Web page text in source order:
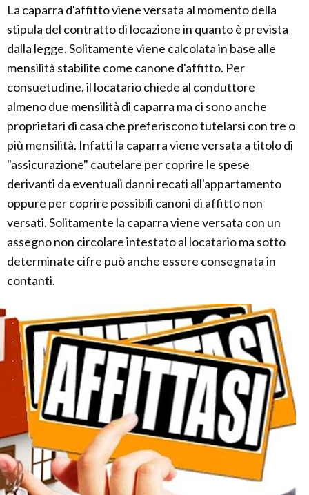
La caparra d'affitto viene versata al momento della
stipula del contratto di locazione in quanto è prevista
dalla legge. Solitamente viene calcolata in base alle
mensilità stabilite come canone d'affitto. Per
consuetudine, il locatario chiede al conduttore
almeno due mensilità di caparra ma ci sono anche
proprietari di casa che preferiscono tutelarsi con tre o
più mensilità. Infatti la caparra viene versata a titolo di
"assicurazione" cautelare per coprire le spese
derivanti da eventuali danni recati all'appartamento
oppure per coprire possibili canoni di affitto non
versati. Solitamente la caparra viene versata con un
assegno non circolare intestato al locatario ma sotto
determinate cifre può anche essere consegnata in
contanti.